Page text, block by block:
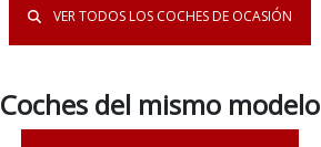
VER TODOS LOS COCHES DE OCASIÓN
Coches del mismo modelo